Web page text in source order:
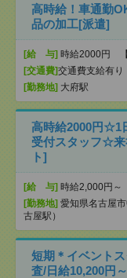
高時給！車通勤
品の加工[派遣]
[給 与] 時給2000円
[交通費]交通費支給有り
[勤務地] 大府駅
高時給2000円☆1
受付スタッフ☆来
ト]
[給 与] 時給2,000円～
[勤務地] 愛知県名古屋
古屋駅）
短期＊イベント
査/日給10,200円